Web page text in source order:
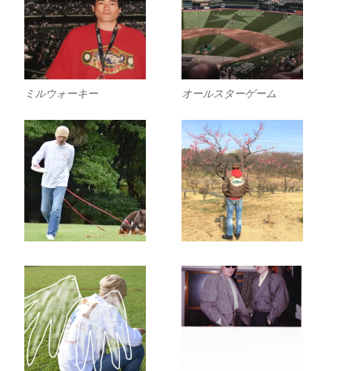
ミルウォーキー オールスターゲーム